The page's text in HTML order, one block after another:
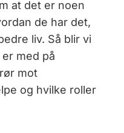
at det er noen
de har det,
liv. Så blir vi
med på
mot
og hvilke roller